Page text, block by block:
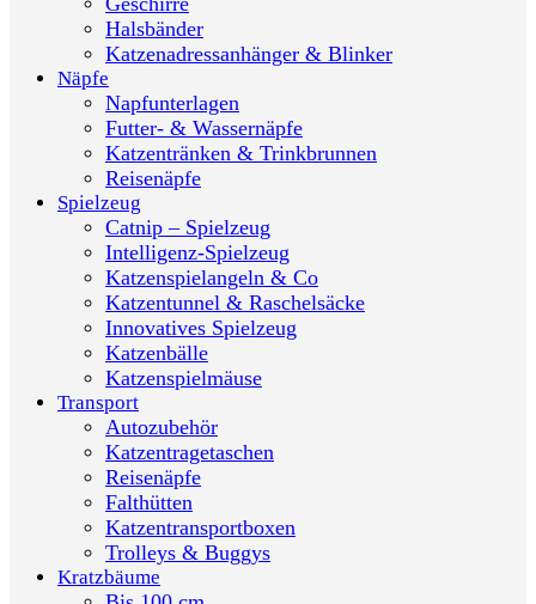
Halsbänder
Katzenadressanhänger & Blinker
Näpfe
Napfunterlagen
Futter- & Wassernäpfe
Katzentränken & Trinkbrunnen
Reisenäpfe
Spielzeug
Catnip – Spielzeug
Intelligenz-Spielzeug
Katzenspielangeln & Co
Katzentunnel & Raschelsäcke
Innovatives Spielzeug
Katzenbälle
Katzenspielmäuse
Transport
Autozubehör
Katzentragetaschen
Reisenäpfe
Falthütten
Katzentransportboxen
Trolleys & Buggys
Kratzbäume